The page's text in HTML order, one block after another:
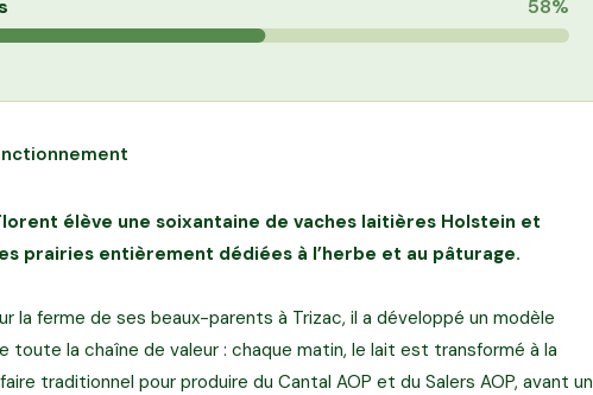
58%
élève une soixantaine de vaches laitières Holstein et
prairies entièrement dédiées à l’herbe et au pâturage.
la ferme de ses beaux-parents à Trizac, il a développé un modèle
toute la chaîne de valeur : chaque matin, le lait est transformé à la
traditionnel pour produire du Cantal AOP et du Salers AOP, avant un